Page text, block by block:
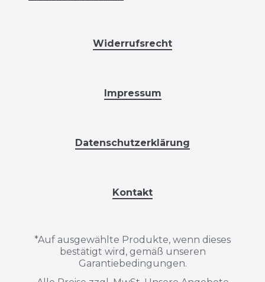
Widerrufsrecht
Impressum
Datenschutzerklärung
Kontakt
*Auf ausgewählte Produkte, wenn dieses
bestätigt wird, gemäß unseren
Garantiebedingungen.